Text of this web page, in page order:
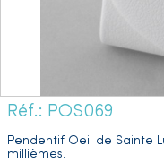
Réf.: POS069
Pendentif Oeil de Sainte
millièmes.